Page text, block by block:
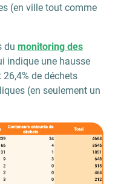
(en ville tout comme
du monitoring des
indique une hausse
de déchets
(en seulement un